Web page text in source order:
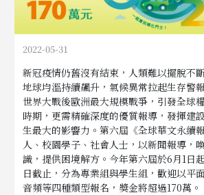
2022-05-31
新冠疫情仍舊沒有結束，人類難以擺脫不
地球均溫持續飆升，氣候異常拉起生存警
世界大戰後歐洲最大規模戰爭，引發全球
時期，更需精確深度的優質報導，發揮建
生最大的影響力。第六屆《全球華文永續
人、校園學子、社會人士，以新聞報導，
識，提供困境解方。今年第六屆於6月1日
日截止，分為專業組與學生組，歡迎以平
音頻等四種類型報名，獎金將超過170萬。